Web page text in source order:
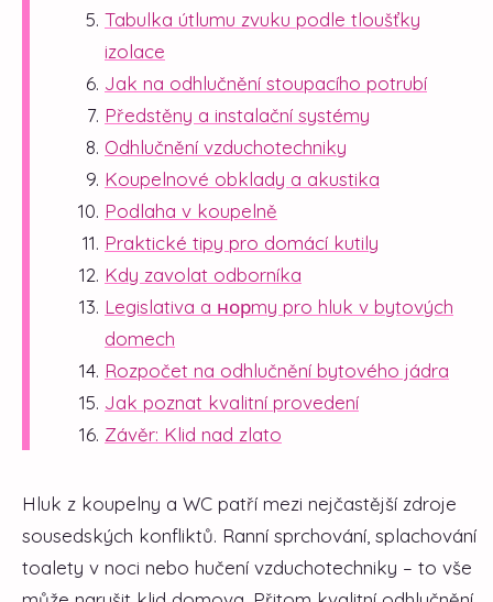
Tabulka útlumu zvuku podle tloušťky
izolace
Jak na odhlučnění stoupacího potrubí
Předstěny a instalační systémy
Odhlučnění vzduchotechniky
Koupelnové obklady a akustika
Podlaha v koupelně
Praktické tipy pro domácí kutily
Kdy zavolat odborníka
Legislativa a норmy pro hluk v bytových
domech
Rozpočet na odhlučnění bytového jádra
Jak poznat kvalitní provedení
Závěr: Klid nad zlato
Hluk z koupelny a WC patří mezi nejčastější zdroje
sousedských konfliktů. Ranní sprchování, splachování
toalety v noci nebo hučení vzduchotechniky – to vše